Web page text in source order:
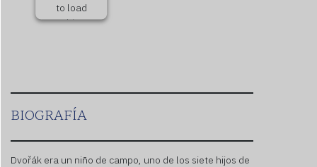
to load
this
third
party
is not
allowed
BIOGRAFÍA
Dvořák era un niño de campo, uno de los siete hijos de